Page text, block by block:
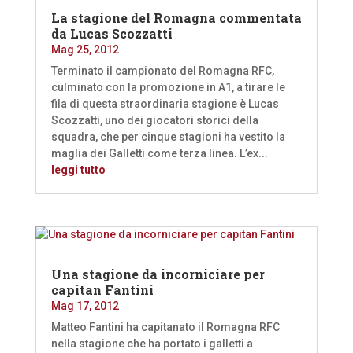
La stagione del Romagna commentata
da Lucas Scozzatti
Mag 25, 2012
Terminato il campionato del Romagna RFC,
culminato con la promozione in A1, a tirare le
fila di questa straordinaria stagione è Lucas
Scozzatti, uno dei giocatori storici della
squadra, che per cinque stagioni ha vestito la
maglia dei Galletti come terza linea. L’ex...
leggi tutto
Una stagione da incorniciare per
capitan Fantini
Mag 17, 2012
Matteo Fantini ha capitanato il Romagna RFC
nella stagione che ha portato i galletti a